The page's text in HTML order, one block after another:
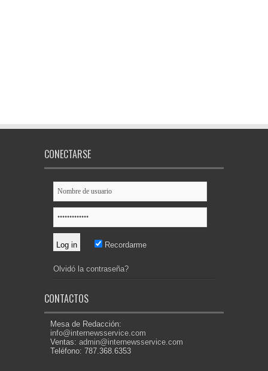
CONECTARSE
Recordarme
Olvidó la contraseña?
CONTACTOS
Mesa de Redacción:
info@internewsservice.com
Ventas: admin@internewsservice.com
Teléfono: 787.368.6353